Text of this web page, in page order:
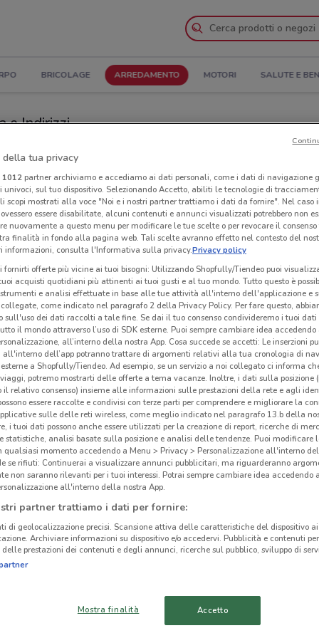
BRICOLAGE ARREDAMENTO MOTORI SALUTE E
e Indirizzi
Alessi a Andria
volantini nella tua zona. Riprova più tardi.
TRANI CORATO
CERIGNOLA
BARI
di
casa.
le
della tua privacy
1012partner archiviamo e accediamo ai dati personali, come i dati di navigazione
sul tuo dispositivo. Selezionando Accetto, abiliti le tecnologie di
scopi mostrati alla voce "Noi e i nostri partner trattiamo i dati da fornire". Nel caso
essere disabilitate, alcuni contenuti e annunci visualizzati potrebbero non
nuovamente a questo menu per modificare le tue scelte o per revocare il
finalità in fondo alla pagina web. Tali scelte avranno effetto nel contesto del
informazioni, consulta l'Informativa sulla privacy.Privacy policy
fornirti offerte più vicine ai tuoi bisogni: Utilizzando Shopfully/Tiendeo puoi
acquisti quotidiani più attinenti ai tuoi gusti e al tuo mondo. Tutto questo è
e analisi effettuate in base alle tue attività all'interno dell'applicazione e
come indicato nel paragrafo 2 della Privacy Policy. Per fare questo,
sull'uso dei dati raccolti a tale fine. Se dai il tuo consenso condivideremo i tuoi dati
il mondo attraverso l’uso di SDK esterne. Puoi sempre cambiare idea accedendo
all’interno della nostra App. Cosa succede se accetti: Le inserzioni
all'interno dell’app potranno trattare di argomenti relativi alla tua cronologia di
a Shopfully/Tiendeo. Ad esempio, se un servizio a noi collegato ci informa
potremo mostrarti delle offerte a tema vacanze. Inoltre, i dati sulla posizione
il relativo consenso) insieme alle informazioni sulle prestazioni della rete e agli
essere raccolte e condivisi con terze parti per comprendere e migliorare la
sulle delle reti wireless, come meglio indicato nel paragrafo 13.b della
i tuoi dati possono anche essere utilizzati per la creazione di report, ricerche di
statistiche, analisi basate sulla posizione e analisi delle tendenze. Puoi modificare
qualsiasi momento accedendo a Menu > Privacy > Personalizzazione all'interno
se rifiuti: Continuerai a visualizzare annunci pubblicitari, ma riguarderanno
non saranno rilevanti per i tuoi interessi. Potrai sempre cambiare idea accedendo
all'interno della nostra App.
partner trattiamo i dati per fornire:
di geolocalizzazione precisi. Scansione attiva delle caratteristiche del dispositivo
Archiviare informazioni su dispositivo e/o accedervi. Pubblicità e contenuti
prestazioni dei contenuti e degli annunci, ricerche sul pubblico, sviluppo di
Mostra finalità Accetto